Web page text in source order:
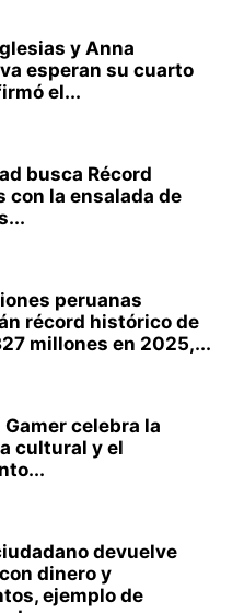
y Anna
esperan su cuarto
el...
busca Récord
con la ensalada de
peruanas
récord histórico de
millones en 2025,...
Gamer celebra la
cultural y el
devuelve
dinero y
ejemplo de